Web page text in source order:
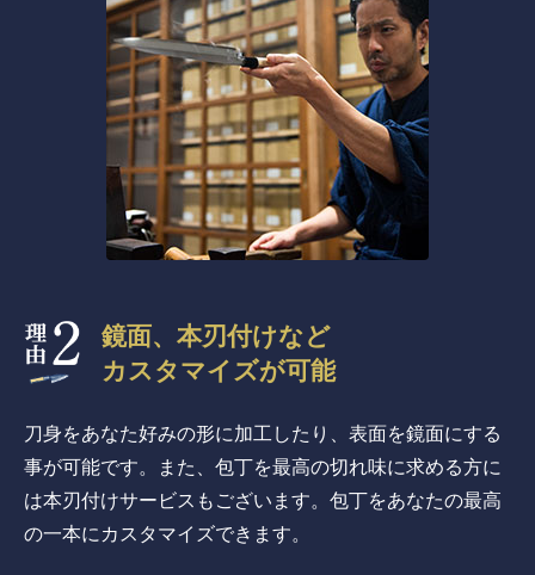
鏡面、本刃付けなど
カスタマイズが可能
刀身をあなた好みの形に加工したり、表面を鏡面にする
事が可能です。また、包丁を最高の切れ味に求める方に
は本刃付けサービスもございます。包丁をあなたの最高
の一本にカスタマイズできます。